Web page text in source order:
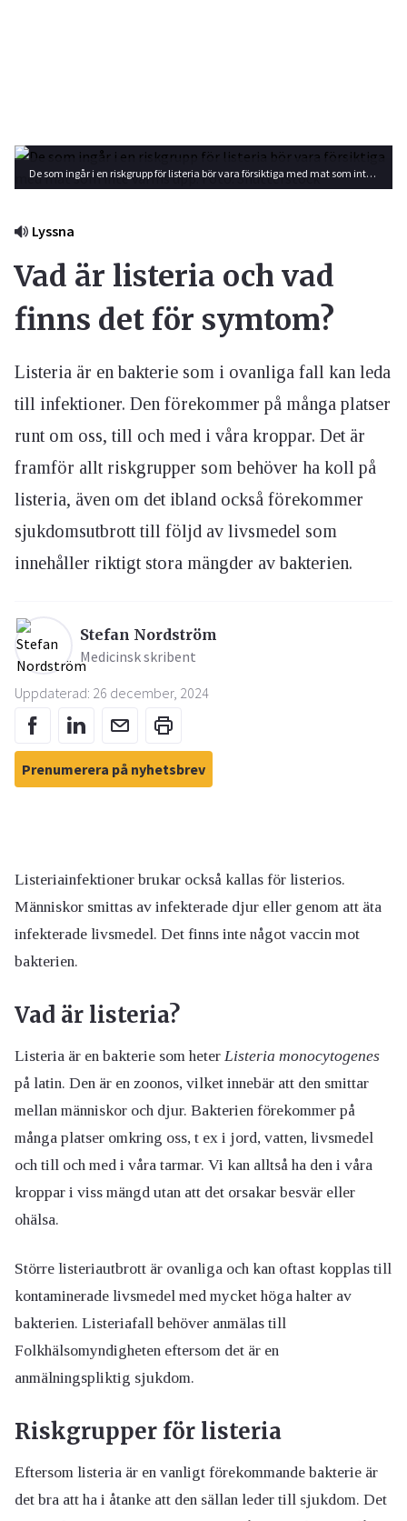
De som ingår i en riskgrupp för listeria bör vara försiktiga med mat som inte värms upp. Foto: Shutterstock
Lyssna
Vad är listeria och vad
finns det för symtom?
Listeria är en bakterie som i ovanliga fall kan leda
till infektioner. Den förekommer på många platser
runt om oss, till och med i våra kroppar. Det är
framför allt riskgrupper som behöver ha koll på
listeria, även om det ibland också förekommer
sjukdomsutbrott till följd av livsmedel som
innehåller riktigt stora mängder av bakterien.
Stefan Nordström
Medicinsk skribent
Uppdaterad: 26 december, 2024
Prenumerera på nyhetsbrev
Listeriainfektioner brukar också kallas för listerios.
Människor smittas av infekterade djur eller genom att äta
infekterade livsmedel. Det finns inte något vaccin mot
bakterien.
Vad är listeria?
Listeria är en bakterie som heter Listeria monocytogenes
på latin. Den är en zoonos, vilket innebär att den smittar
mellan människor och djur. Bakterien förekommer på
många platser omkring oss, t ex i jord, vatten, livsmedel
och till och med i våra tarmar. Vi kan alltså ha den i våra
kroppar i viss mängd utan att det orsakar besvär eller
ohälsa.
Större listeriautbrott är ovanliga och kan oftast kopplas till
kontaminerade livsmedel med mycket höga halter av
bakterien. Listeriafall behöver anmälas till
Folkhälsomyndigheten eftersom det är en
anmälningspliktig sjukdom.
Riskgrupper för listeria
Eftersom listeria är en vanligt förekommande bakterie är
det bra att ha i åtanke att den sällan leder till sjukdom. Det